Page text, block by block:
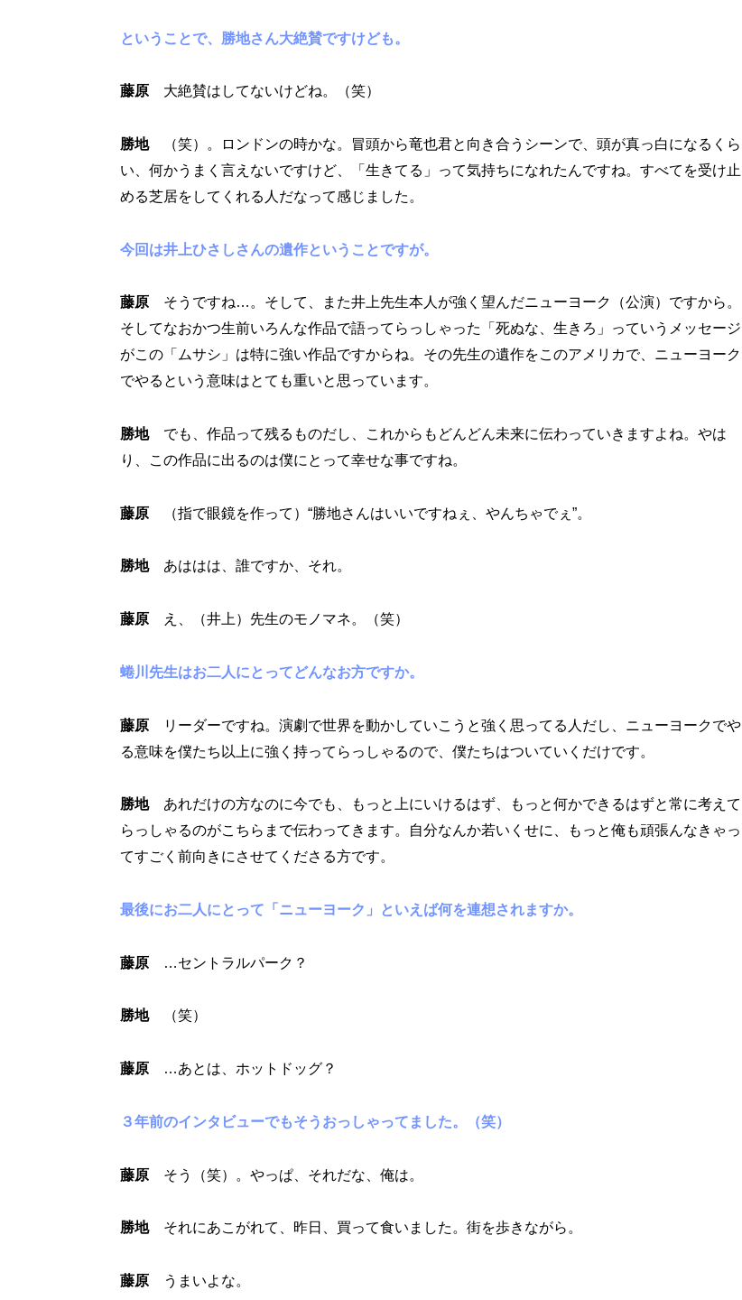
ということで、勝地さん大絶賛ですけども。
藤原 大絶賛はしてないけどね。（笑）
勝地（笑）。ロンドンの時かな。冒頭から竜也君と向き合うシーンで、頭が真っ白になるくら
い、何かうまく言えないですけど、「生きてる」って気持ちになれたんですね。すべてを受け止
める芝居をしてくれる人だなって感じました。
今回は井上ひさしさんの遺作ということですが。
藤原 そうですね…。そして、また井上先生本人が強く望んだニューヨーク（公演）ですから。
そしてなおかつ生前いろんな作品で語ってらっしゃった「死ぬな、生きろ」っていうメッセージ
がこの「ムサシ」は特に強い作品ですからね。その先生の遺作をこのアメリカで、ニューヨーク
でやるという意味はとても重いと思っています。
勝地でも、作品って残るものだし、これからもどんどん未来に伝わっていきますよね。やは
り、この作品に出るのは僕にとって幸せな事ですね。
藤原 （指で眼鏡を作って）“勝地さんはいいですねぇ、やんちゃでぇ”。
勝地あははは、誰ですか、それ。
藤原 え、（井上）先生のモノマネ。（笑）
蜷川先生はお二人にとってどんなお方ですか。
藤原 リーダーですね。演劇で世界を動かしていこうと強く思ってる人だし、ニューヨークでや
る意味を僕たち以上に強く持ってらっしゃるので、僕たちはついていくだけです。
勝地あれだけの方なのに今でも、もっと上にいけるはず、もっと何かできるはずと常に考えて
らっしゃるのがこちらまで伝わってきます。自分なんか若いくせに、もっと俺も頑張んなきゃっ
てすごく前向きにさせてくださる方です。
最後にお二人にとって「ニューヨーク」といえば何を連想されますか。
藤原 …セントラルパーク？
勝地（笑）
藤原 …あとは、ホットドッグ？
３年前のインタビューでもそうおっしゃってました。（笑）
藤原 そう（笑）。やっぱ、それだな、俺は。
勝地それにあこがれて、昨日、買って食いました。街を歩きながら。
藤原 うまいよな。